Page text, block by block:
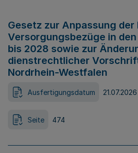
Gesetz zur Anpassung der
Versorgungsbezüge in
bis 2028 sowie zur
dienstrechtlicher
Nordrhein-Westfalen
Ausfertigungsdatum 21.07.2026
Seite 474